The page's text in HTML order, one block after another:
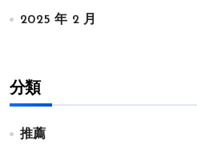
2025 年 2 月
分類
推薦